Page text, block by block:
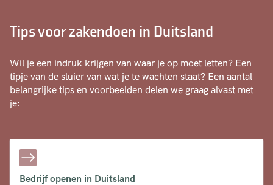
Tips voor zakendoen in Duitsland
Wil je een indruk krijgen van waar je op moet letten? Een
tipje van de sluier van wat je te wachten staat? Een aantal
belangrijke tips en voorbeelden delen we graag alvast met
je:
Bedrijf openen in Duitsland